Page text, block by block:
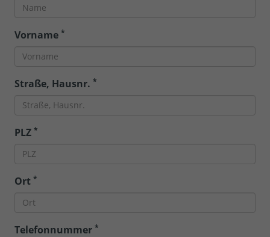
Vorname *
Straße, Hausnr. *
PLZ *
Ort *
Telefonnummer *